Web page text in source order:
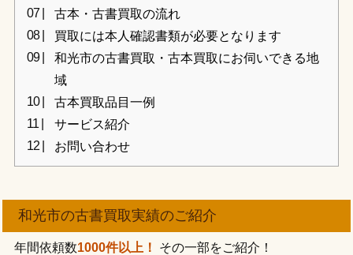
古本・古書買取の流れ
買取には本人確認書類が必要となります
和光市の古書買取・古本買取にお伺いできる地
域
古本買取品目一例
サービス紹介
お問い合わせ
和光市の古書買取実績のご紹介
年間依頼数1000件以上！ その一部をご紹介！